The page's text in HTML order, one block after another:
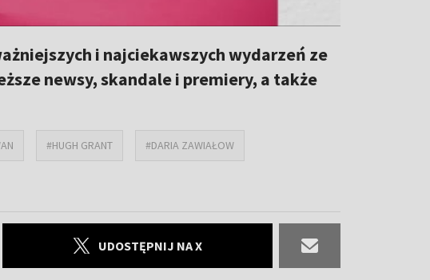
i najciekawszych wydarzeń ze
newsy, skandale i premiery, a także
#HUGH GRANT #DARIA ZAWIAŁOW
UDOSTĘPNIJ NA X